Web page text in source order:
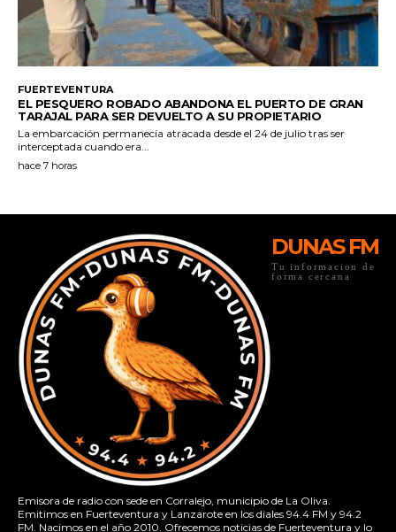
DUNAS FM
Tu informacion de
forma cercana
Emisora de radio con sede en Corralejo, municipio de La Oliva.
Emitimos en Fuerteventura y Lanzarote en los diales 94.4 FM y 94.2
FM. Nacimos en el año 2010. Ofrecemos noticias de Fuerteventura y lo